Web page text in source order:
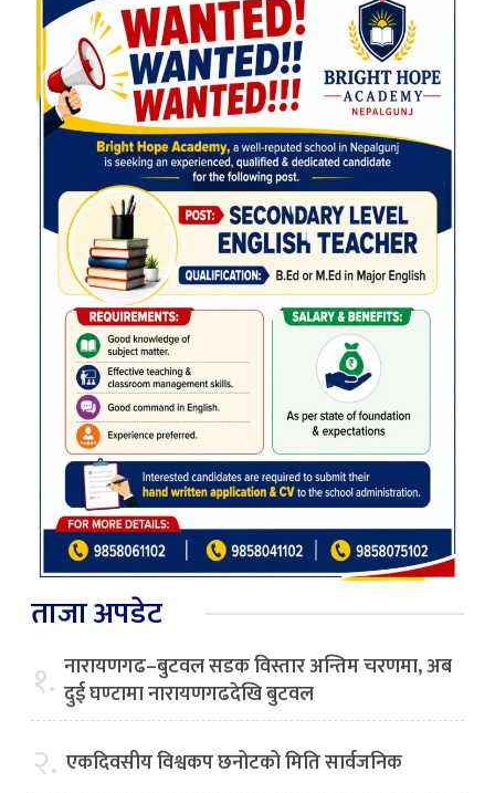
ताजा अपडेट
१. नारायणगढ–बुटवल सडक विस्तार अन्तिम चरणमा, अब
दुई घण्टामा नारायणगढदेखि बुटवल
२. एकदिवसीय विश्वकप छनोटको मिति सार्वजनिक